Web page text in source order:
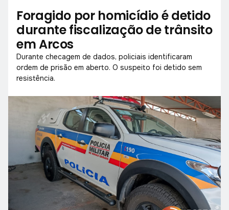
Foragido por homicídio é detido
durante fiscalização de trânsito
em Arcos
Durante checagem de dados, policiais identificaram
ordem de prisão em aberto. O suspeito foi detido sem
resistência.